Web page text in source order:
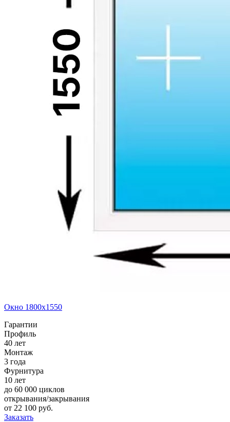
Окно 1800x1550
Гарантии
Профиль
40 лет
Монтаж
3 года
Фурнитура
10 лет
до 60 000 циклов
открывания/закрывания
от 22 100 руб.
Заказать